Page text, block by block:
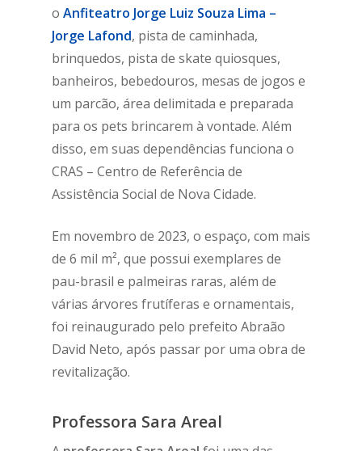
o Anfiteatro Jorge Luiz Souza Lima –
Jorge Lafond, pista de caminhada,
brinquedos, pista de skate quiosques,
banheiros, bebedouros, mesas de jogos e
um parcão, área delimitada e preparada
para os pets brincarem à vontade. Além
disso, em suas dependências funciona o
CRAS – Centro de Referência de
Assistência Social de Nova Cidade.
Em novembro de 2023, o espaço, com mais
de 6 mil m², que possui exemplares de
pau-brasil e palmeiras raras, além de
várias árvores frutíferas e ornamentais,
foi reinaugurado pelo prefeito Abraão
David Neto, após passar por uma obra de
revitalização.
Professora Sara Areal